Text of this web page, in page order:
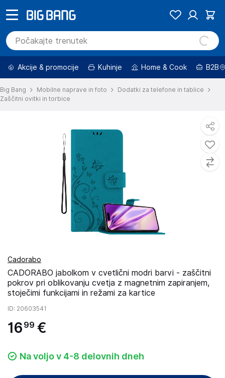
Akcije & promocije Kuhinje Home & Cook B2B
Big Bang Mobilne naprave in foto
Dodatki za telefone in tablice
Zaščitni ovitki in torbice
Cadorabo
CADORABO jabolkom v cvetlični modri barvi - zaščitni
pokrov pri oblikovanju cvetja z magnetnim zapiranjem,
stoječimi funkcijami in režami za kartice
ID: 20603541
16 99 €
Na voljo v 4-8 delovnih dneh